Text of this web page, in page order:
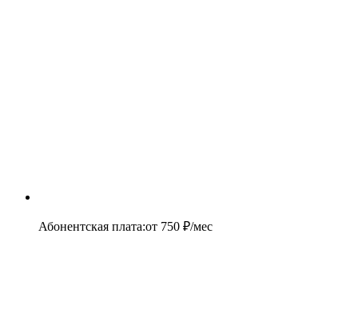
Абонентская плата:от 750 ₽/мес